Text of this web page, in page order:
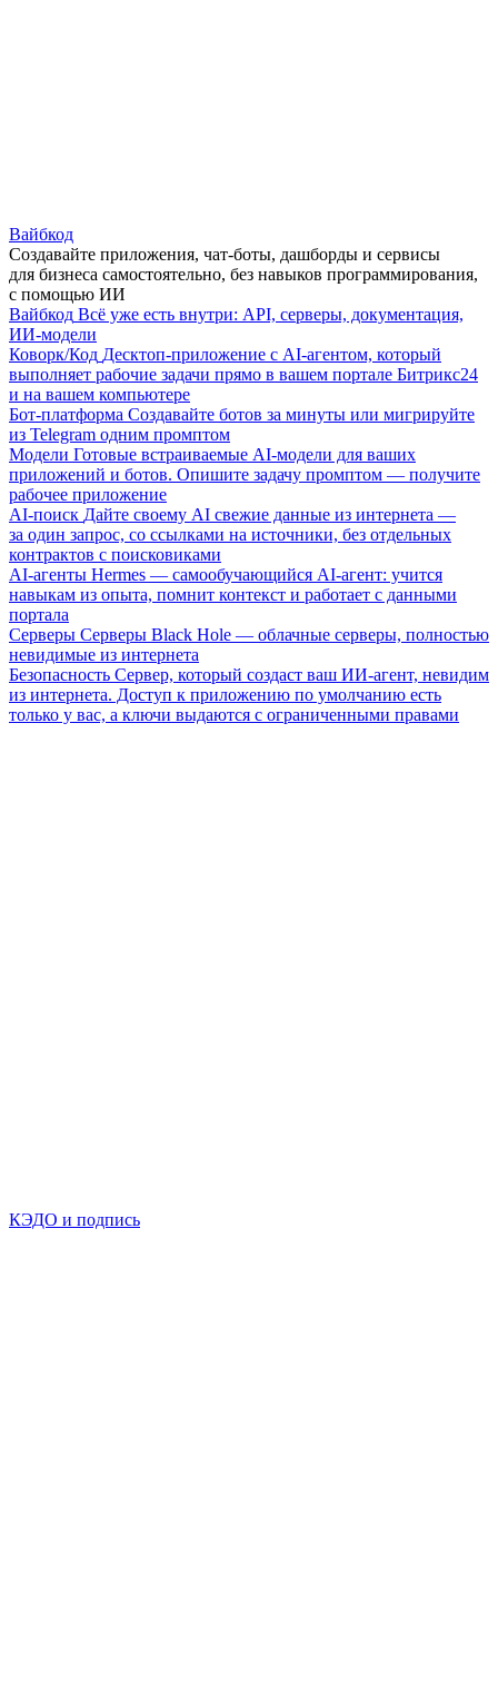
Вайбкод
Создавайте приложения, чат-боты, дашборды и сервисы
для бизнеса самостоятельно, без навыков программирования,
с помощью ИИ
Вайбкод Всё уже есть внутри: API, серверы, документация,
ИИ-модели
Коворк/Код Десктоп-приложение с AI-агентом, который
выполняет рабочие задачи прямо в вашем портале Битрикс24
и на вашем компьютере
Бот-платформа Создавайте ботов за минуты или мигрируйте
из Telegram одним промптом
Модели Готовые встраиваемые AI-модели для ваших
приложений и ботов. Опишите задачу промптом — получите
рабочее приложение
AI-поиск Дайте своему AI свежие данные из интернета —
за один запрос, со ссылками на источники, без отдельных
контрактов с поисковиками
AI-агенты Hermes — самообучающийся AI-агент: учится
навыкам из опыта, помнит контекст и работает с данными
портала
Серверы Серверы Black Hole — облачные серверы, полностью
невидимые из интернета
Безопасность Сервер, который создаст ваш ИИ-агент, невидим
из интернета. Доступ к приложению по умолчанию есть
только у вас, а ключи выдаются с ограниченными правами
КЭДО и подпись